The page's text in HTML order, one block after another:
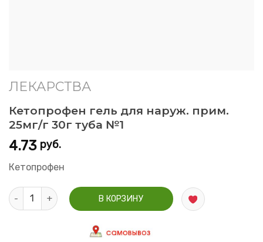
ЛЕКАРСТВА
Кетопрофен гель для наруж. прим.
25мг/г 30г туба №1
4.73 руб.
Кетопрофен
Количество Кетопрофен гель для наруж. прим. 25мг/г 30г
В КОРЗИНУ